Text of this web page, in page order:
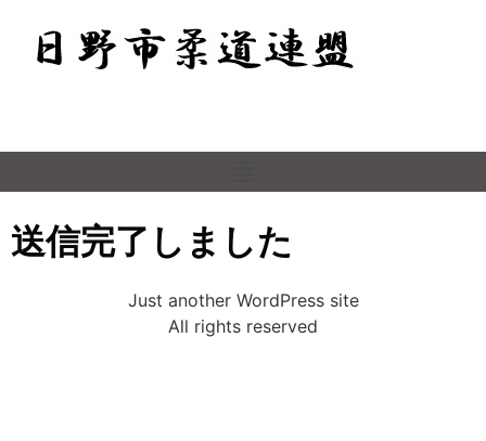
送信完了しました
Just another WordPress site
All rights reserved